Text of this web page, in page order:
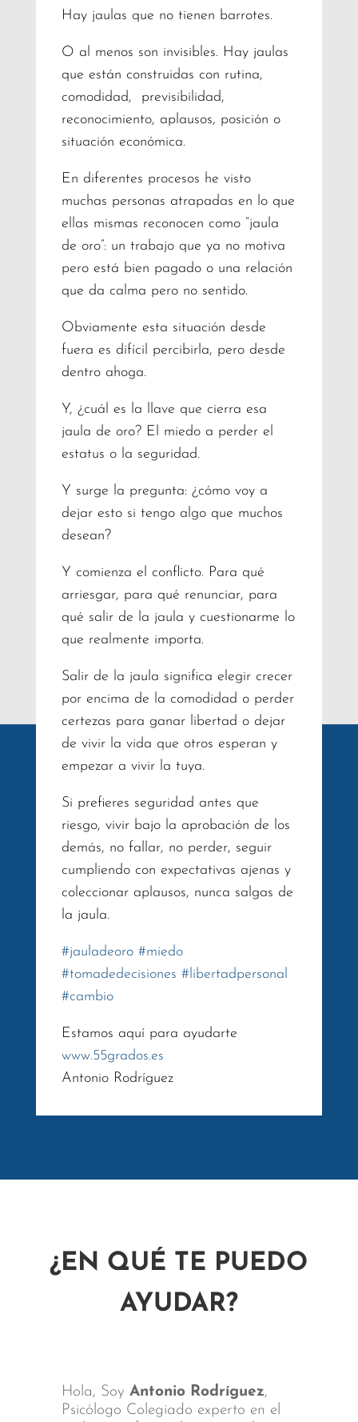
Hay jaulas que no tienen barrotes.
O al menos son invisibles. Hay jaulas
que están construidas con rutina,
comodidad, previsibilidad,
reconocimiento, aplausos, posición o
situación económica.
En diferentes procesos he visto
muchas personas atrapadas en lo que
ellas mismas reconocen como “jaula
de oro”: un trabajo que ya no motiva
pero está bien pagado o una relación
que da calma pero no sentido.
Obviamente esta situación desde
fuera es difícil percibirla, pero desde
dentro ahoga.
Y, ¿cuál es la llave que cierra esa
jaula de oro? El miedo a perder el
estatus o la seguridad.
Y surge la pregunta: ¿cómo voy a
dejar esto si tengo algo que muchos
desean?
Y comienza el conflicto. Para qué
arriesgar, para qué renunciar, para
qué salir de la jaula y cuestionarme lo
que realmente importa.
Salir de la jaula significa elegir crecer
por encima de la comodidad o perder
certezas para ganar libertad o dejar
de vivir la vida que otros esperan y
empezar a vivir la tuya.
Si prefieres seguridad antes que
riesgo, vivir bajo la aprobación de los
demás, no fallar, no perder, seguir
cumpliendo con expectativas ajenas y
coleccionar aplausos, nunca salgas de
la jaula.
#jauladeoro #miedo
#tomadedecisiones #libertadpersonal
#cambio
Estamos aquí para ayudarte
www.55grados.es
Antonio Rodríguez
¿EN QUÉ TE PUEDO
AYUDAR?
Hola, Soy Antonio Rodríguez,
Psicólogo Colegiado experto en el